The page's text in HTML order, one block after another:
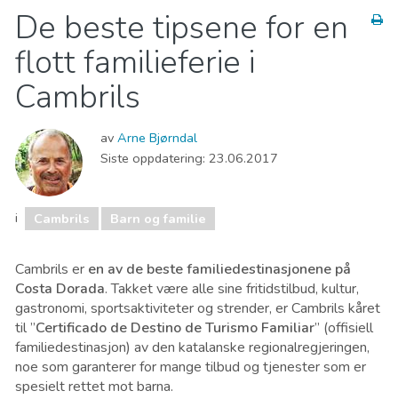
Barn og familie
Lokale arrangementer
Museum & Kunst
Natur og friluftsliv
De beste tipsene for en
flott familieferie i
Cambrils
av Arne Bjørndal
Siste oppdatering: 23.06.2017
i Cambrils Barn og familie
Cambrils er en av de beste familiedestinasjonene på
Costa Dorada. Takket være alle sine fritidstilbud, kultur,
gastronomi, sportsaktiviteter og strender, er Cambrils kåret
til ”Certificado de Destino de Turismo Familiar” (offisiell
familiedestinasjon) av den katalanske regionalregjeringen,
noe som garanterer for mange tilbud og tjenester som er
spesielt rettet mot barna.